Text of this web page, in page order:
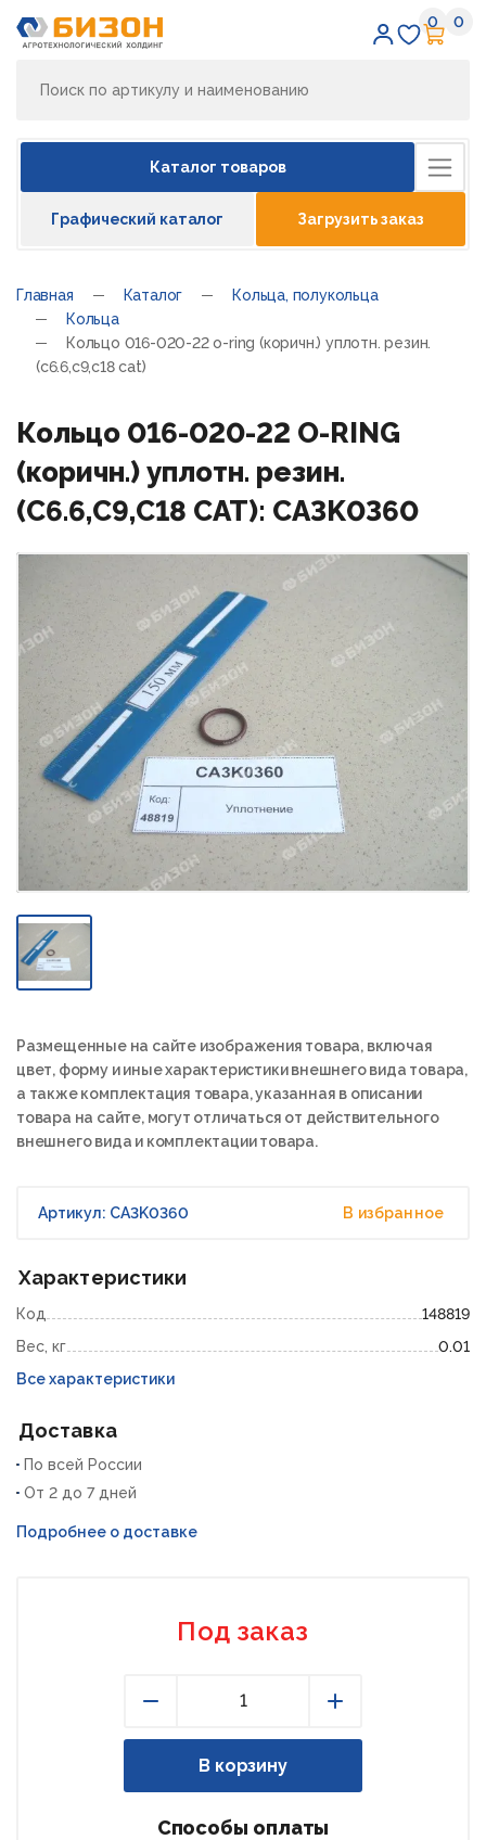
0 0
Каталог товаров
Графический каталог Загрузить заказ
Главная Каталог
Кольца, полукольца
Кольца
Кольцо 016-020-22 o-ring (коричн.) уплотн. резин.
(c6.6,c9,c18 cat)
Кольцо 016-020-22 O-RING
(коричн.) уплотн. резин.
(C6.6,C9,C18 CAT): CA3K0360
Размещенные на сайте изображения товара, включая
цвет, форму и иные характеристики внешнего вида товара,
а также комплектация товара, указанная в описании
товара на сайте, могут отличаться от действительного
внешнего вида и комплектации товара.
Артикул: CA3K0360 В избранное
Характеристики
Код
148819
Вес, кг
0.01
Все характеристики
Доставка
По всей России
От 2 до 7 дней
Подробнее о доставке
Под заказ
В корзину
Способы оплаты